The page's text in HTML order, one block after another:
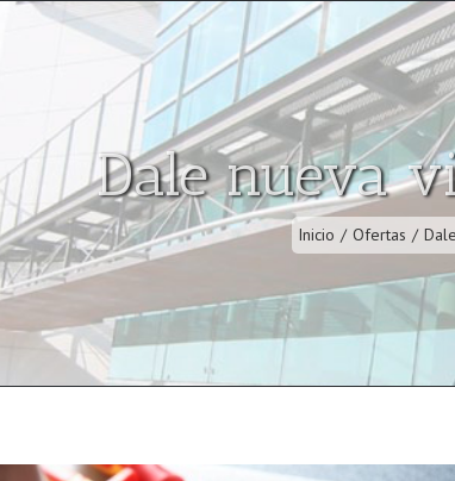
Dale nueva
Inicio / Ofertas /